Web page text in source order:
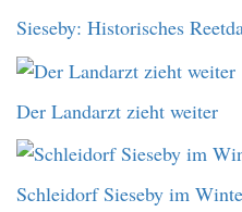
Sieseby: Historisches
Der Landarzt zieht weiter
Schleidorf Sieseby im